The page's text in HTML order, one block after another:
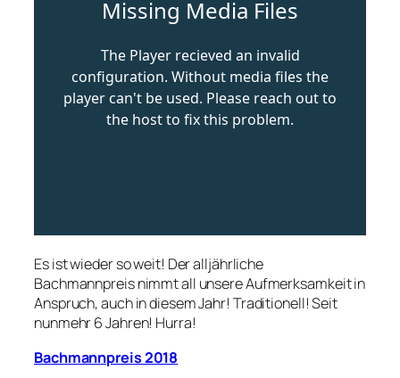
Es ist wieder so weit! Der alljährliche
Bachmannpreis nimmt all unsere Aufmerksamkeit in
Anspruch, auch in diesem Jahr! Traditionell! Seit
nunmehr 6 Jahren! Hurra!
Bachmannpreis 2018